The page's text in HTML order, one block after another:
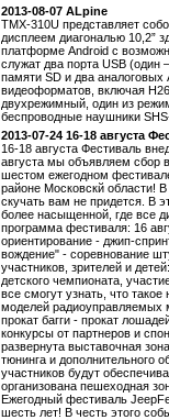
2013-08-07 ALpine
TMX-310U представляет
дисплеем диагональю 10,2”
платформе Android с
служат два порта USB
памяти SD и два
видеоформатов, включая
двухрежимный, один из
беспроводные наушники
2013-07-24 16-18 августа
16-18 августа Фестиваль
августа мы объявляем сбор
шестом ежегодном
районе Московскй области!
скучать вам не придется. В
более насыщенной, где все
программа фестиваля: 16
ориентирование - джип-
вождение" - соревнование
участников, зрителей и
детского чемпионата,
все смогут узнать, что
моделей радиоуправляемых
прокат багги - прокат
конкурсы от партнеров и
развернута выставочная
тюнинга и дополнительного
участников будут
организована пешеходная
Ежегодный фестиваль
шесть лет! В честь этого